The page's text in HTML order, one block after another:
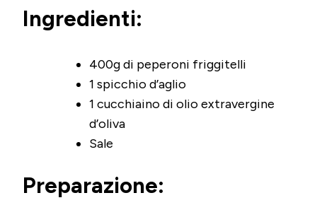
Ingredienti:
400g di peperoni friggitelli
1 spicchio d’aglio
1 cucchiaino di olio extravergine
d’oliva
Sale
Preparazione: